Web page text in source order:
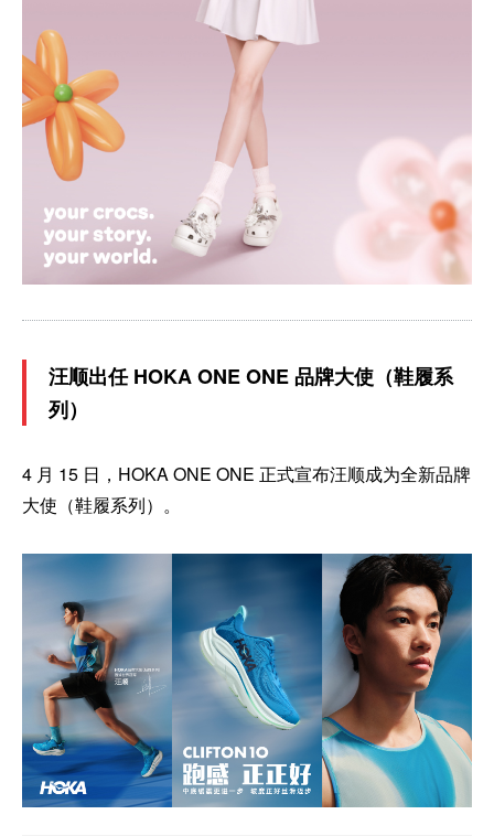
汪顺出任 HOKA ONE ONE 品牌大使（鞋履系
列）
4 月 15 日，HOKA ONE ONE 正式宣布汪顺成为全新品牌
大使（鞋履系列）。